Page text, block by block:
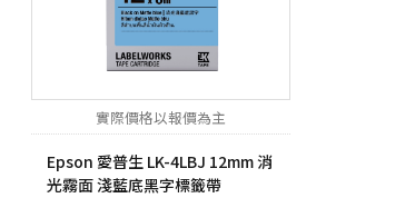
實際價格以報價為主
Epson 愛普生 LK-4LBJ 12mm 消
光霧面 淺藍底黑字標籤帶